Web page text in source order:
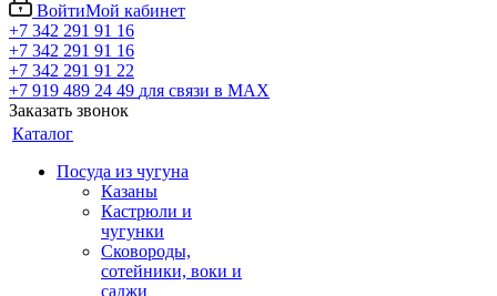
ВойтиМой кабинет
+7 342 291 91 16
+7 342 291 91 16
+7 342 291 91 22
+7 919 489 24 49 для связи в МАХ
Заказать звонок
Каталог
Посуда из чугуна
Казаны
Кастрюли и
чугунки
Сковороды,
сотейники, воки и
саджи